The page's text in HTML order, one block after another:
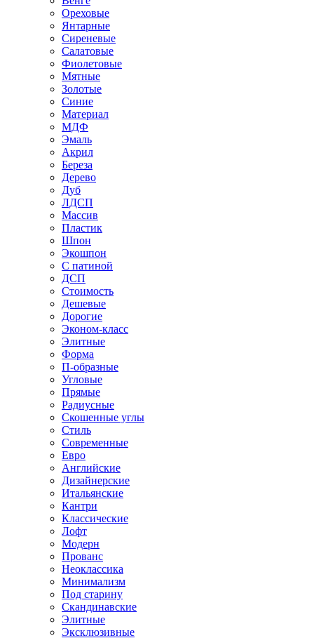
Ореховые
Янтарные
Сиреневые
Салатовые
Фиолетовые
Мятные
Золотые
Синие
Материал
МДФ
Эмаль
Акрил
Береза
Дерево
Дуб
ЛДСП
Массив
Пластик
Шпон
Экошпон
С патиной
ДСП
Стоимость
Дешевые
Дорогие
Эконом-класс
Элитные
Форма
П-образные
Угловые
Прямые
Радиусные
Скошенные углы
Стиль
Современные
Евро
Английские
Дизайнерские
Итальянские
Кантри
Классические
Лофт
Модерн
Прованс
Неоклассика
Минимализм
Под старину
Скандинавские
Элитные
Эксклюзивные